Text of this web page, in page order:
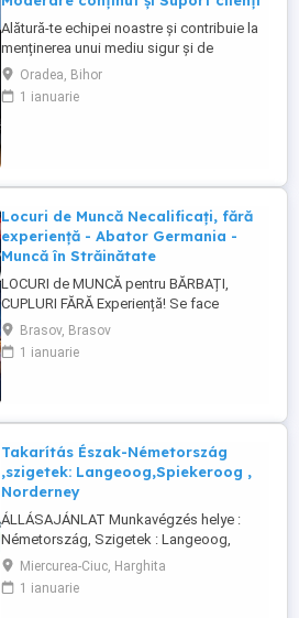
Alătură-te echipei noastre și contribuie la
menținerea unui mediu sigur și de
încredere pe platformele noastre de
anunțuri din România, Germania și
Ungaria. În funcție de experiența și
Oradea, Bihor
1 ianuarie
Locuri de Muncă Necalificați, fără
experiență - Abator Germania -
Muncă în Străinătate
LOCURI de MUNCĂ pentru BĂRBAȚI,
CUPLURI FĂRĂ Experiență! Se face
INSTRUIRE la Locul de Muncă! BENEFICII: -
Contract de Muncă German - Cazare
Asigurată (doar 2 persoane pe cameră) -
Asigurare Medicală - Concediu Plătit Se ...
Brasov, Brasov
1 ianuarie
Takarítás Észak-Németország
,szigetek: Langeoog,Spiekeroog ,
Norderney
ÁLLÁSAJÁNLAT Munkavégzés helye :
Németország, Szigetek : Langeoog,
Spiekeroog, Norderney A Besenflitzer cég
lakások, de más létesítmények
takarítására is szakosodott, mint például
Miercurea-Ciuc, Harghita
1 ianuarie